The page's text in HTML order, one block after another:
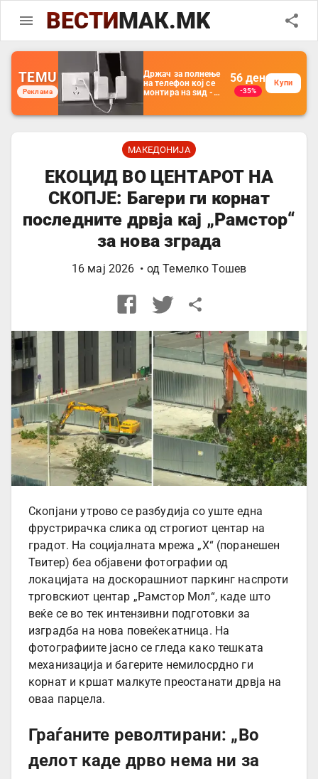
ВЕСТИМАК.MK
TEMU
Реклама
Држач за полнење
на телефон кој се
монтира на ѕид -
организатор за
далечински
управувач
56 ден
-35%
Купи
МАКЕДОНИЈА
ЕКОЦИД ВО ЦЕНТАРОТ НА
СКОПЈЕ: Багери ги корнат
последните дрвја кај „Рамстор“
за нова зграда
16 мај 2026 • одТемелко Тошев
Скопјани утрово се разбудија со уште една
фрустрирачка слика од строгиот центар на
градот. На социјалната мрежа „Х“ (поранешен
Твитер) беа објавени фотографии од
локацијата на доскорашниот паркинг наспроти
трговскиот центар „Рамстор Мол“, каде што
веќе се во тек интензивни подготовки за
изградба на нова повеќекатница. На
фотографиите јасно се гледа како тешката
механизација и багерите немилосрдно ги
корнат и кршат малкуте преостанати дрвја на
оваа парцела.
Граѓаните револтирани: „Во
делот каде дрво нема ни за